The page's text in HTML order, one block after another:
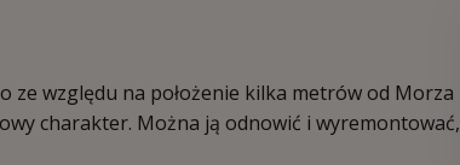
ze względu na położenie kilka metrów od Morza
charakter. Można ją odnowić i wyremontować,